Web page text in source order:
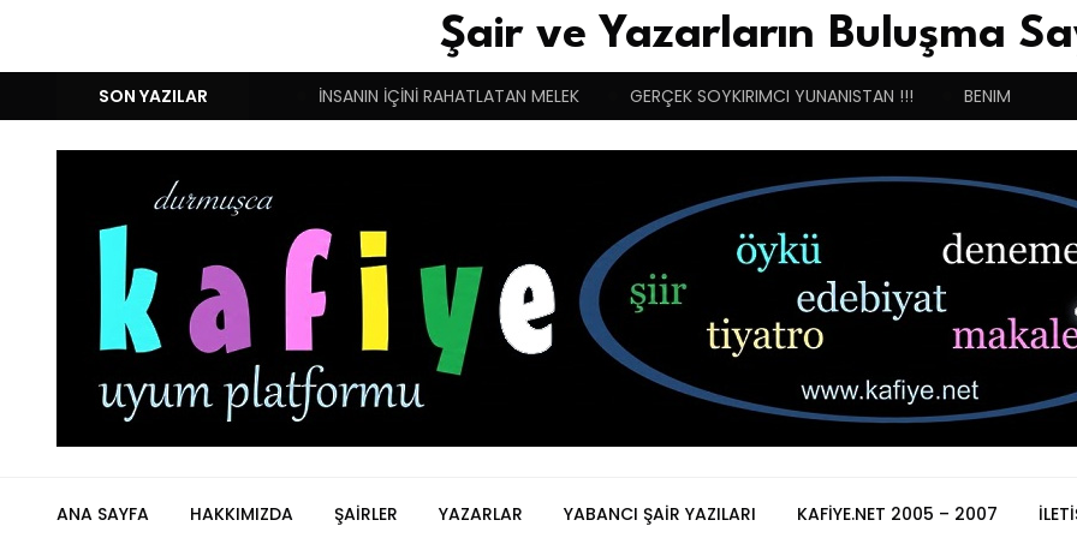
Şair ve Yazarların Buluşma
SON YAZILAR
DUYGULARIN BASARINDIR! İNSANIN İÇİNİ RAHATLATAN MELEK GERÇEK SOYKIRIMCI YUNANISTAN !!! BENIM
ANA SAYFA HAKKIMIZDA ŞAIRLER YAZARLAR YABANCI ŞAIR YAZILARI KAFIYE.NET 2005 – 2007